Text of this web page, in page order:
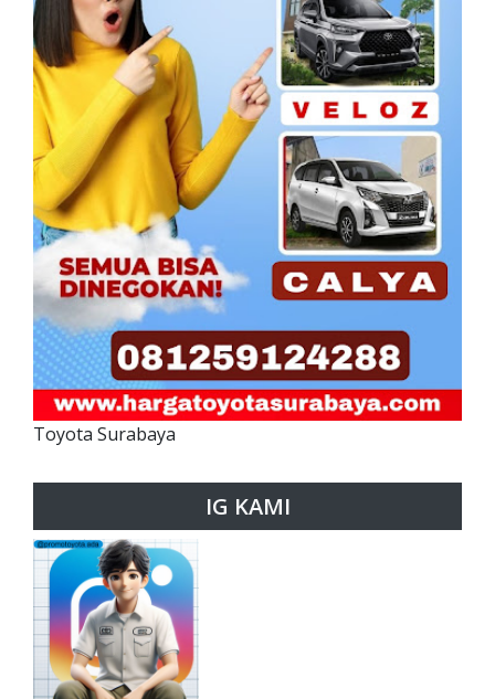
Toyota Surabaya
IG KAMI